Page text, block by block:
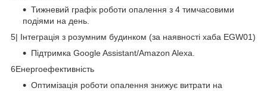
Тижневий графік роботи опалення з 4 тимчасовими
подіями на день.
5️| Інтеграція з розумним будинком (за наявності хаба EGW01)
Підтримка Google Assistant/Amazon Alexa.
6️Енергоефективність
Оптимізація роботи опалення знижує витрати на